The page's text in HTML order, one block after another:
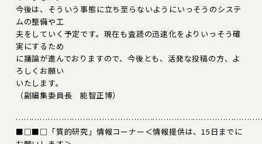
今後は、そういう事態に立ち至らないようにいっそうのシステ
ムの整備や工
夫をしていく予定です。現在も査読の迅速化をよりいっそう確
実にするため
に議論が進んでおりますので、今後とも、活発な投稿の方、よ
ろしくお願い
いたします。
（副編集委員長 能智正博）
■□■□「質的研究」情報コーナー＜情報提供は、15日までに